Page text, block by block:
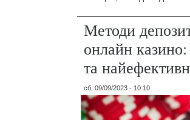
Методи
онлайн
та
сб, 09/09/2023 - 10:10